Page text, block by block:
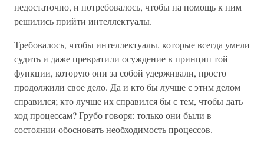
недостаточно, и потребовалось, чтобы на помощь к ним
решились прийти интеллектуалы.
Требовалось, чтобы интеллектуалы, которые всегда умели
судить и даже превратили осуждение в принцип той
функции, которую они за собой удерживали, просто
продолжили свое дело. Да и кто бы лучше с этим делом
справился; кто лучше их справился бы с тем, чтобы дать
ход процессам? Грубо говоря: только они были в
состоянии обосновать необходимость процессов.